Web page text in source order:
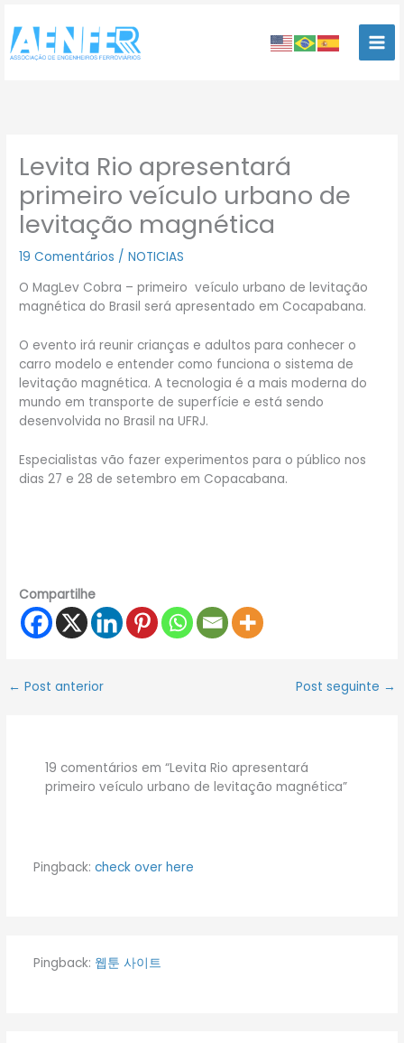
para
conteúdo
Levita Rio apresentará
primeiro veículo urbano de
levitação magnética
19 Comentários /NOTICIAS
O MagLev Cobra – primeiro veículo urbano de levitação
magnética do Brasil será apresentado em Cocapabana.
O evento irá reunir crianças e adultos para conhecer o
carro modelo e entender como funciona o sistema de
levitação magnética. A tecnologia é a mais moderna do
mundo em transporte de superfície e está sendo
desenvolvida no Brasil na UFRJ.
Especialistas vão fazer experimentos para o público nos
dias 27 e 28 de setembro em Copacabana.
Compartilhe
← Post anterior Post seguinte →
19 comentários em “Levita Rio apresentará
primeiro veículo urbano de levitação magnética”
Pingback: check over here
Pingback: 웹툰 사이트